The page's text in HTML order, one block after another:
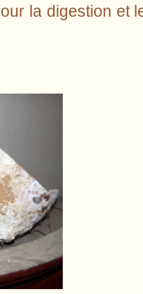
la digestion et